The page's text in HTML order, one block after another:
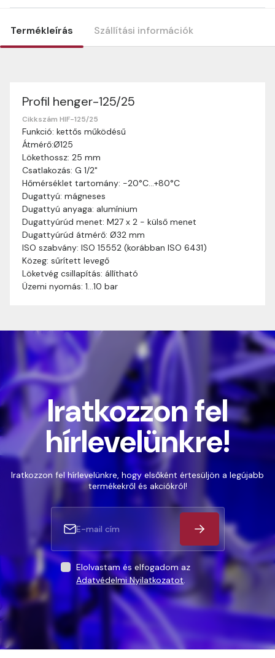
Termékleírás Szállítási információk
Profil henger-125/25
Cikkszám HIF-125/25
Funkció: kettős működésű
Átmérő:Ø125
Lökethossz: 25 mm
Csatlakozás: G 1/2"
Hőmérséklet tartomány: -20°C…+80°C
Dugattyú: mágneses
Dugattyú anyaga: alumínium
Dugattyúrúd menet: M27 x 2 - külső menet
Dugattyúrúd átmérő: Ø32 mm
ISO szabvány: ISO 15552 (korábban ISO 6431)
Közeg: sűrített levegő
Löketvég csillapítás: állítható
Üzemi nyomás: 1…10 bar
Szállítási információk
Nagyon köszönjük, hogy webshopunkat választottátok
vásárlásaitokhoz. Az alábbiakban megtaláljátok szállítási
információinkat, hogy a vásárlásotok gördülékenyen és
zökkenőmentesen történhessen.
Szállítási idő:Általában a megrendeléseket 2-5
munkanapon belül kézbesítjük. Amennyiben
valamilyen okból kifolyólag a szállítás hosszabb
ideig tart, előre értesítünk benneteket.
Szállítási díj:A szállítási díj függ a termék súlyától
és a szállítási cím távolságától. A pontos szállítási
díjat a vásárlás folyamata során megtekinthetitek,
mielőtt a rendelést véglegesítitek.
Iratkozzon fel
hírlevelünkre!
Iratkozzon fel hírlevelünkre, hogy elsőként értesüljön a legújabb
termékekről és akciókról!
Elolvastam és elfogadom az
Adatvédelmi Nyilatkozatot.